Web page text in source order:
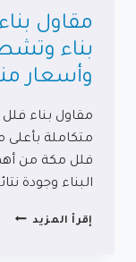
مقاول
بناء
وأسعار
مقاول بناء
متكاملة بأعلى
فلل مكة من
البناء وجودة
إقرأ المزيد مقاول